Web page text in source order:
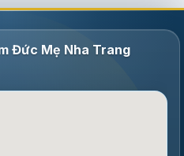
Đức Mẹ Nha Trang